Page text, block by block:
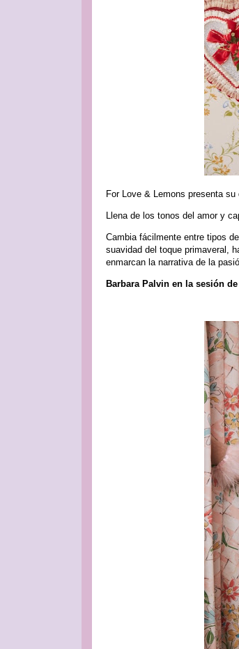
For Love & Lemons presenta
Llena de los tonos del amor y
Cambia fácilmente entre tipos
suavidad del toque primaveral,
enmarcan la narrativa de la
Barbara Palvin en la sesión